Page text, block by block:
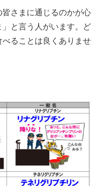
皆さまに通じるのかが心
と言う人がいます。ど
ることは良くありませ